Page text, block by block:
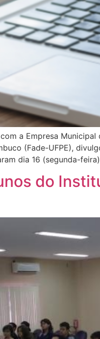
a Empresa
(Fade-UFPE),
dia 16 (segunda-
do